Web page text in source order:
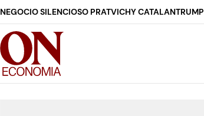
NEGOCIO SILENCIOSO PRATVICHY CATALANTRUMP